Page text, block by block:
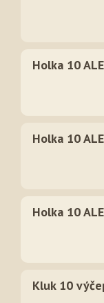
Holka 10 ALE
Holka 10 ALE
Holka 10 ALE
Kluk 10